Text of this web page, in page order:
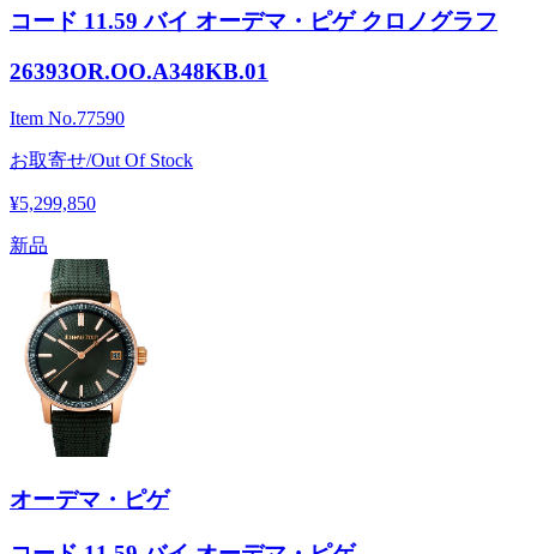
コード 11.59 バイ オーデマ・ピゲ クロノグラフ
26393OR.OO.A348KB.01
Item No.77590
お取寄せ/Out Of Stock
¥5,299,850
新品
オーデマ・ピゲ